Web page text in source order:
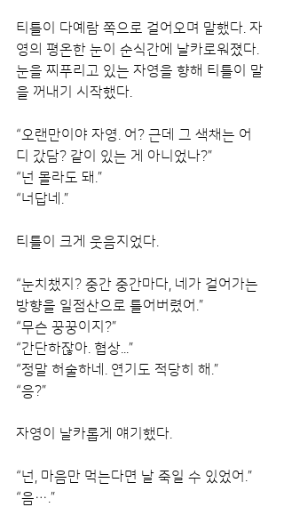
티틀이 다예람 쪽으로 걸어오며 말했다. 자
영의 평온한 눈이 순식간에 날카로워졌다.
눈을 찌푸리고 있는 자영을 향해 티틀이 말
을 꺼내기 시작했다.
“오랜만이야 자영. 어? 근데 그 색채는 어
디 갔담? 같이 있는 게 아니었나?”
“넌 몰라도 돼.”
“너답네.”
티틀이 크게 웃음지었다.
“눈치챘지? 중간 중간마다, 네가 걸어가는
방향을 일점산으로 틀어버렸어.”
“무슨 꿍꿍이지?”
“간단하잖아. 협상...”
“정말 허술하네. 연기도 적당히 해.”
“응?”
자영이 날카롭게 얘기했다.
“넌, 마음만 먹는다면 날 죽일 수 있었어.”
“음….”